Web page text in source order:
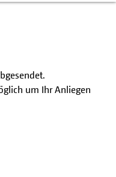
um Ihr Anliegen